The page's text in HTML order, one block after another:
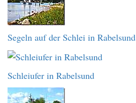
Segeln auf der Schlei in Rabelsund
Schleiufer in Rabelsund